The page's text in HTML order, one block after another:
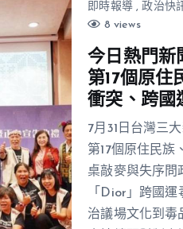
即時報導,政治快
8 views
今日熱門新
第17個原住
衝突、跨國
7月31日台灣三
第17個原住民族
桌敲麥與失序問
「Dior」跨國
治議場文化到毒